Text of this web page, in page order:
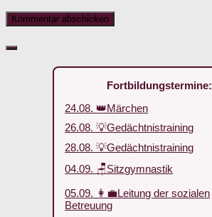
Fortbildungstermine:
24.08. 👑Märchen
26.08. 💡Gedächtnistraining
28.08. 💡Gedächtnistraining
04.09. 🪑Sitzgymnastik
05.09. 👩‍💼Leitung der sozialen
Betreuung